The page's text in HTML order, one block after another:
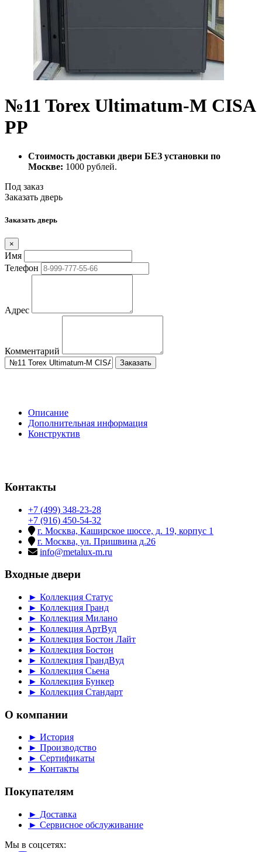
№11 Torex Ultimatum-M CISA
PP
Стоимость доставки двери БЕЗ установки по
Москве: 1000 рублей.
Под заказ
Заказать дверь
Заказать дверь
×
Имя
Телефон
Адрес
Комментарий
Заказать
Описание
Дополнительная информация
Конструктив
Контакты
+7 (499) 348-23-28
+7 (916) 450-54-32
г. Москва, Каширское шоссе, д. 19, корпус 1
г. Москва, ул. Пришвина д.26
info@metalux-m.ru
Входные двери
► Коллекция Статус
► Коллекция Гранд
► Коллекция Милано
► Коллекция АртВуд
► Коллекция Бостон Лайт
► Коллекция Бостон
► Коллекция ГрандВуд
► Коллекция Сьена
► Коллекция Бункер
► Коллекция Стандарт
О компании
► История
► Производство
► Сертификаты
► Контакты
Покупателям
► Доставка
► Сервисное обслуживание
Мы в соцсетях: